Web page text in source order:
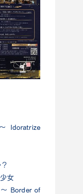
Idoratrize
女
Border of